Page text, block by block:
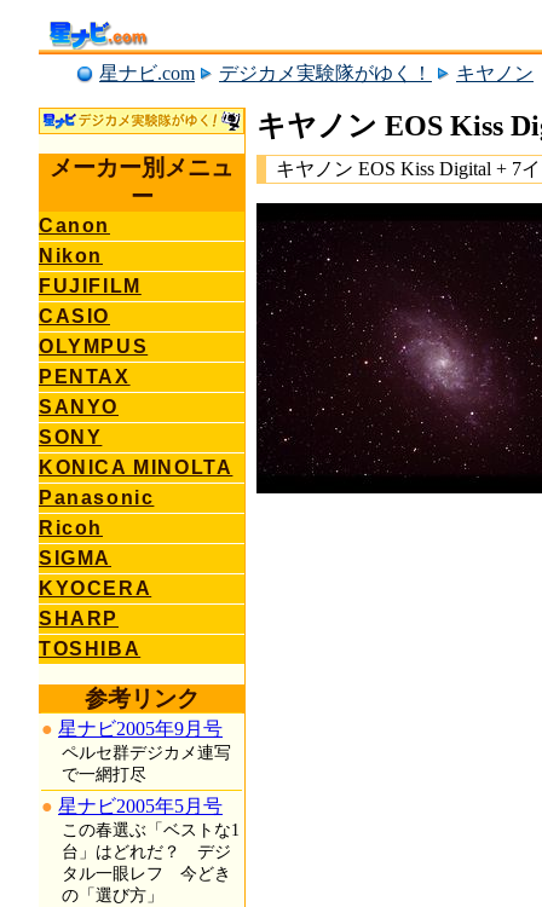
星ナビ.com デジカメ実験隊がゆく！ キヤノン
メーカー別メニュ
ー
Canon
Nikon
FUJIFILM
CASIO
OLYMPUS
PENTAX
SANYO
SONY
KONICA MINOLTA
Panasonic
Ricoh
SIGMA
KYOCERA
SHARP
TOSHIBA
参考リンク
星ナビ2005年9月号
ペルセ群デジカメ連写
で一網打尽
星ナビ2005年5月号
この春選ぶ「ベストな1
台」はどれだ？ デジ
タル一眼レフ 今どき
の「選び方」
キヤノン EOS Kiss
キヤノン EOS Kiss Digital + 7